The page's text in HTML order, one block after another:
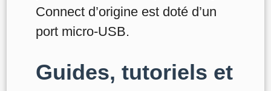
Connect d’origine est doté d’un
port micro-USB.
Guides, tutoriels et